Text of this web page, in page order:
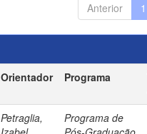
Anterior 1
Orientador Programa
Petraglia,
Programa de